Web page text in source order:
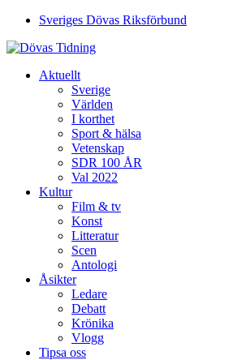
Sveriges Dövas Riksförbund
Aktuellt
Sverige
Världen
I korthet
Sport & hälsa
Vetenskap
SDR 100 ÅR
Val 2022
Kultur
Film & tv
Konst
Litteratur
Scen
Antologi
Åsikter
Ledare
Debatt
Krönika
Vlogg
Tipsa oss